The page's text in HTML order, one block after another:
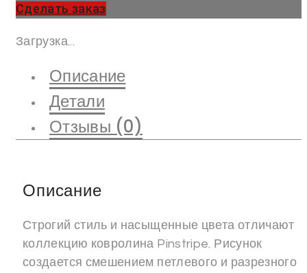
Сделать заказ
Загрузка...
Описание
Детали
Отзывы (0)
Описание
Строгий стиль и насыщенные цвета отличают
коллекцию ковролина Pinstripe. Рисунок
создается смешением петлевого и разрезного